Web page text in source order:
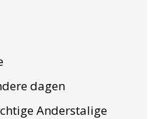
dagen
Anderstalige